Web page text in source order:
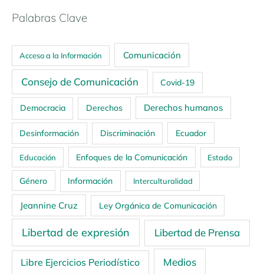
Palabras Clave
Acceso a la Información Comunicación
Consejo de Comunicación Covid-19
Democracia Derechos Derechos humanos
Desinformación Discriminación Ecuador
Educación Enfoques de la Comunicación Estado
Género Información Interculturalidad
Jeannine Cruz Ley Orgánica de Comunicación
Libertad de expresión Libertad de Prensa
Libre Ejercicios Periodístico Medios